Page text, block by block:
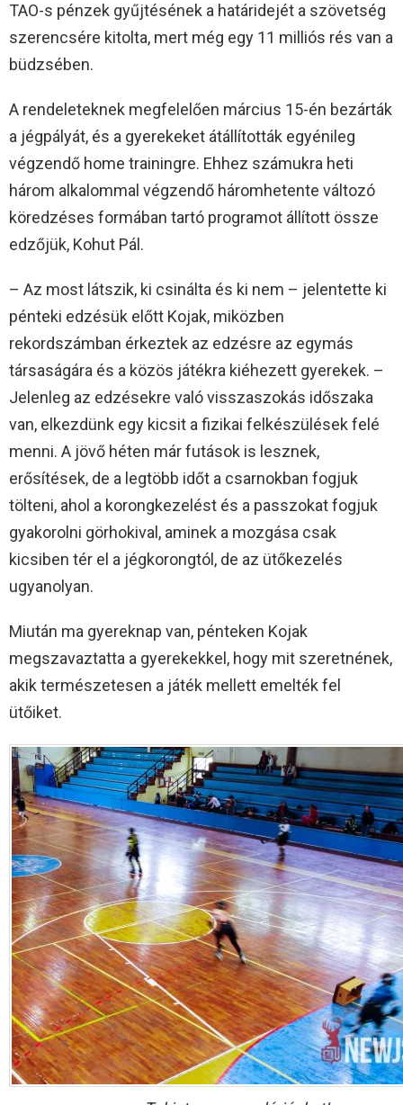
TAO-s pénzek gyűjtésének a határidejét a szövetség
szerencsére kitolta, mert még egy 11 milliós rés van a
büdzsében.
A rendeleteknek megfelelően március 15-én bezárták
a jégpályát, és a gyerekeket átállították egyénileg
végzendő home trainingre. Ehhez számukra heti
három alkalommal végzendő háromhetente változó
köredzéses formában tartó programot állított össze
edzőjük, Kohut Pál.
– Az most látszik, ki csinálta és ki nem – jelentette ki
pénteki edzésük előtt Kojak, miközben
rekordszámban érkeztek az edzésre az egymás
társaságára és a közös játékra kiéhezett gyerekek. –
Jelenleg az edzésekre való visszaszokás időszaka
van, elkezdünk egy kicsit a fizikai felkészülések felé
menni. A jövő héten már futások is lesznek,
erősítések, de a legtöbb időt a csarnokban fogjuk
tölteni, ahol a korongkezelést és a passzokat fogjuk
gyakorolni görhokival, aminek a mozgása csak
kicsiben tér el a jégkorongtól, de az ütőkezelés
ugyanolyan.
Miután ma gyereknap van, pénteken Kojak
megszavaztatta a gyerekekkel, hogy mit szeretnének,
akik természetesen a játék mellett emelték fel
ütőiket.